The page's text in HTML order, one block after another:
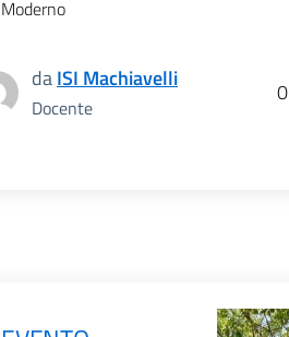
Moderno
daISI Machiavelli
Docente
0